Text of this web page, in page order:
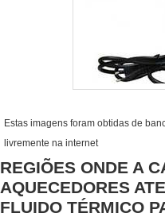
Estas imagens foram obtidas de
livremente na internet
REGIÕES ONDE A
AQUECEDORES
FLUIDO TÉRMICO